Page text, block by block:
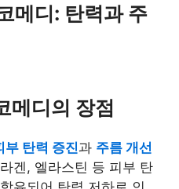
메디: 탄력과 주
메디의 장점
부 탄력 증진과 주름 개선
겐, 엘라스틴 등 피부 탄